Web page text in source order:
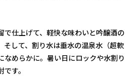
仕上げて、軽快な味わいと吟醸酒の
そして、割り水は垂水の温泉水（超軟
めらかに。暑い日にロックや水割り
す。